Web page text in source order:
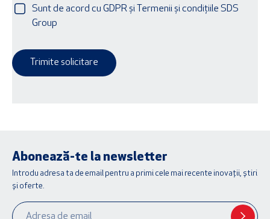
Sunt de acord cu GDPR și Termenii și condițiile SDS
Group
Trimite solicitare
Abonează-te la newsletter
Introdu adresa ta de email pentru a primi cele mai recente inovații, știri
și oferte.